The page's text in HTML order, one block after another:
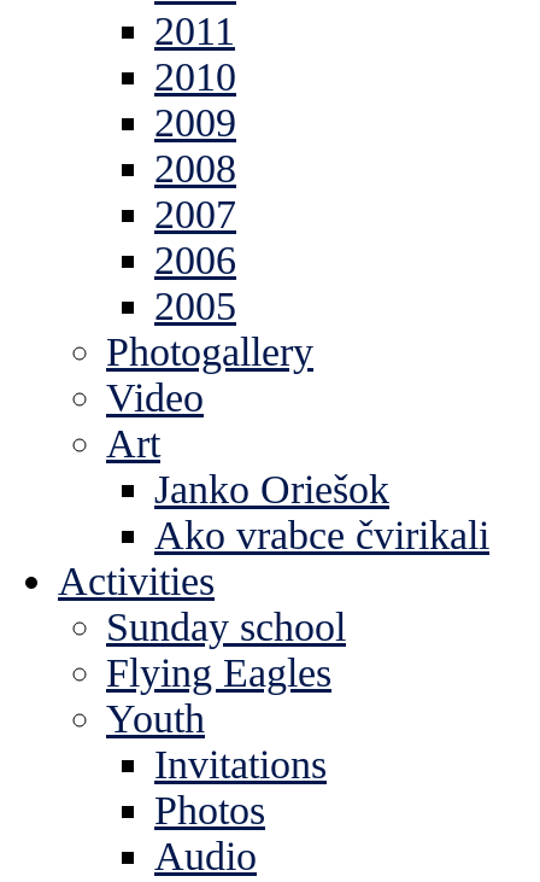
2011
2010
2009
2008
2007
2006
2005
Photogallery
Video
Art
Janko Oriešok
Ako vrabce čvirikali
Activities
Sunday school
Flying Eagles
Youth
Invitations
Photos
Audio